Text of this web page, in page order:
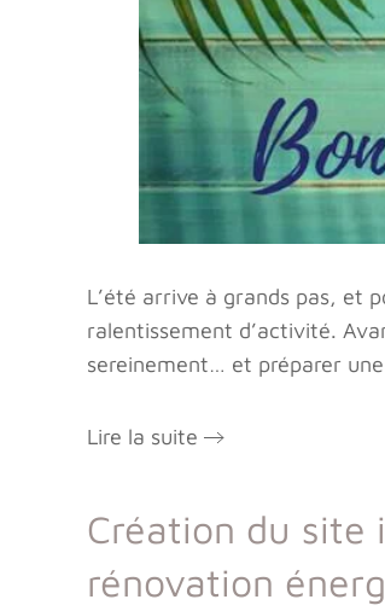
L’été arrive à grands pas, et
ralentissement d’activité.
sereinement… et préparer
Lire la suite
Création du site
rénovation